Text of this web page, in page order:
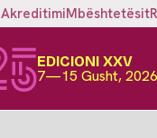
AkreditimiMbështetësit
EDICIONI XXV
7—15 Gusht,